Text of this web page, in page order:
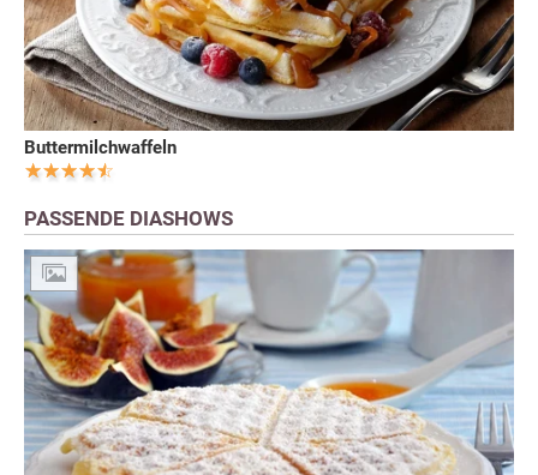
Buttermilchwaffeln
PASSENDE DIASHOWS